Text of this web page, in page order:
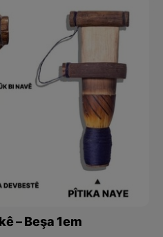
– Beşa 1em